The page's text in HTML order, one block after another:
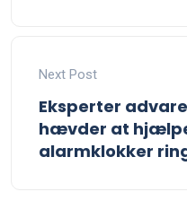
Next Post
Eksperter
hævder at
alarmklokker